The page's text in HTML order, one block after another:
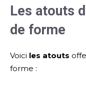
Les atouts
de forme
Voici les atouts
forme :